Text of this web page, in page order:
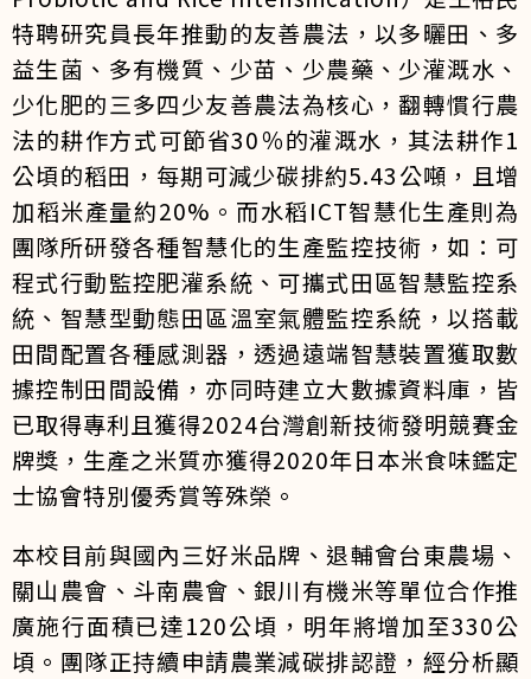
特聘研究員長年推動的友善農法，以多曬田、多
益生菌、多有機質、少苗、少農藥、少灌溉水、
少化肥的三多四少友善農法為核心，翻轉慣行農
法的耕作方式可節省30％的灌溉水，其法耕作1
公頃的稻田，每期可減少碳排約5.43公噸，且增
加稻米產量約20%。而水稻ICT智慧化生產則為
團隊所研發各種智慧化的生產監控技術，如：可
程式行動監控肥灌系統、可攜式田區智慧監控系
統、智慧型動態田區溫室氣體監控系統，以搭載
田間配置各種感測器，透過遠端智慧裝置獲取數
據控制田間設備，亦同時建立大數據資料庫，皆
已取得專利且獲得2024台灣創新技術發明競賽金
牌獎，生產之米質亦獲得2020年日本米食味鑑定
士協會特別優秀賞等殊榮。
本校目前與國內三好米品牌、退輔會台東農場、
關山農會、斗南農會、銀川有機米等單位合作推
廣施行面積已達120公頃，明年將增加至330公
頃。團隊正持續申請農業減碳排認證，經分析顯